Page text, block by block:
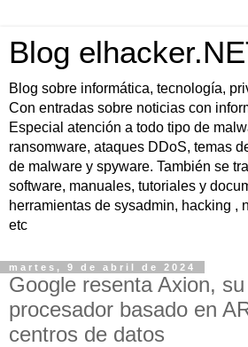
Blog
Blog sobre informática, tecnología,
Con entradas sobre noticias con
Especial atención a todo tipo de
ransomware, ataques DDoS, temas
de malware y spyware. También se
software, manuales, tutoriales y
herramientas de sysadmin, hacking ,
etc
martes, 9 de abril de 2024
Google resenta Axion,
procesador basado en
centros de datos